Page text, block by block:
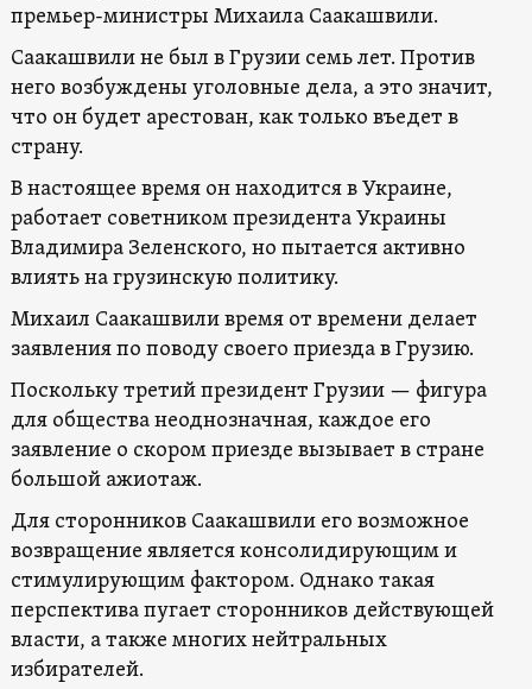
премьер-министры Михаила Саакашвили.
Саакашвили не был в Грузии семь лет. Против
него возбуждены уголовные дела, а это значит,
что он будет арестован, как только въедет в
страну.
В настоящее время он находится в Украине,
работает советником президента Украины
Владимира Зеленского, но пытается активно
влиять на грузинскую политику.
Михаил Саакашвили время от времени делает
заявления по поводу своего приезда в Грузию.
Поскольку третий президент Грузии — фигура
для общества неоднозначная, каждое его
заявление о скором приезде вызывает в стране
большой ажиотаж.
Для сторонников Саакашвили его возможное
возвращение является консолидирующим и
стимулирующим фактором. Однако такая
перспектива пугает сторонников действующей
власти, а также многих нейтральных
избирателей.